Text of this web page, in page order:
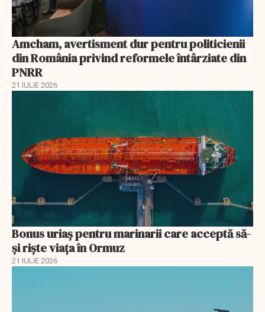
Amcham, avertisment dur pentru politicienii
din România privind reformele întârziate din
PNRR
21 IULIE 2026
Bonus uriaș pentru marinarii care acceptă să-
și riște viața în Ormuz
21 IULIE 2026